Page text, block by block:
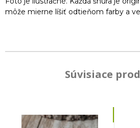
môže mierne líšiť odtieňom farby a
Súvisiace